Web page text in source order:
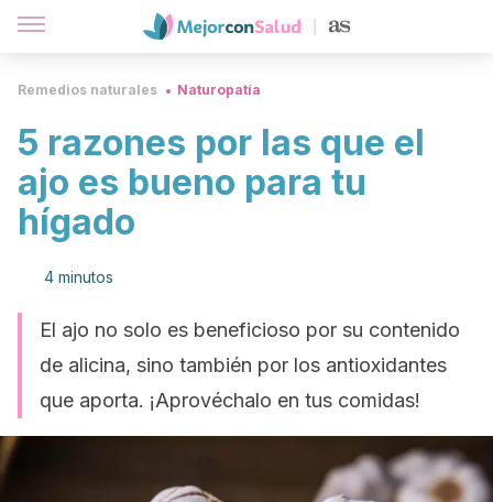
Remedios naturales Naturopatía
5 razones por las que el
ajo es bueno para tu
hígado
4 minutos
El ajo no solo es beneficioso por su contenido
de alicina, sino también por los antioxidantes
que aporta. ¡Aprovéchalo en tus comidas!